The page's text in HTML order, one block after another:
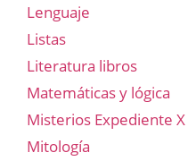
Lenguaje
Listas
Literatura libros
Matemáticas y lógica
Misterios Expediente X
Mitología